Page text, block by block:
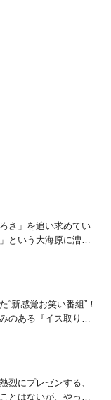
さ」を追い求めてい
という大海原に漕ぎ
人間を発掘する！
“新感覚お笑い番組”！
のある『イス取りゲ
利・ギャグ・モノボ
で芸人がショートネ
烈にプレゼンする、
とはないが、やって